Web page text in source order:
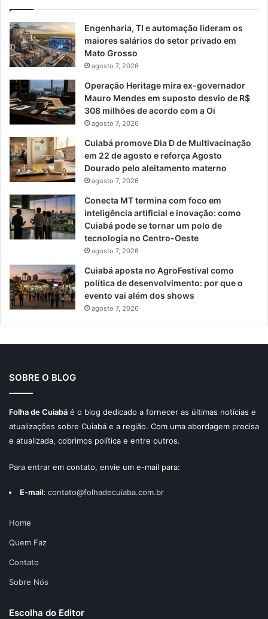
Engenharia, TI e automação lideram os
maiores salários do setor privado em
Mato Grosso
agosto 7, 2026
Operação Heritage mira ex-governador
Mauro Mendes em suposto desvio de R$
308 milhões de acordo com a Oi
agosto 7, 2026
Cuiabá promove Dia D de Multivacinação
em 22 de agosto e reforça Agosto
Dourado pelo aleitamento materno
agosto 7, 2026
Conecta MT termina com foco em
inteligência artificial e inovação: como
Cuiabá pode se tornar um polo de
tecnologia no Centro-Oeste
agosto 7, 2026
Cuiabá aposta no AgroFestival como
política de desenvolvimento: por que o
evento vai além dos shows
agosto 7, 2026
SOBRE O BLOG
Folha de Cuiabá é o blog dedicado a fornecer as últimas notícias e
atualizações sobre Cuiabá e a região. Com uma abordagem precisa
e atualizada, cobrimos política e entre outros.
Para entrar em contato, envie um e-mail para:
E-mail: contato@folhadecuiaba.com.br
Home
Quem Faz
Contato
Sobre Nós
Escolha do Editor